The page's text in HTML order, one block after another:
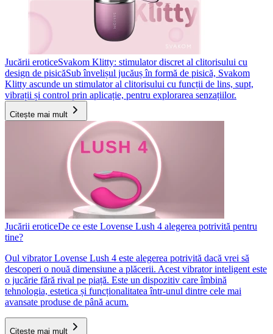
Jucării eroticeSvakom Klitty: stimulator discret al clitorisului cu
design de pisicăSub învelișul jucăuș în formă de pisică, Svakom
Klitty ascunde un stimulator al clitorisului cu funcții de lins, supt,
vibrații și control prin aplicație, pentru explorarea senzațiilor.
Citește mai mult
Jucării eroticeDe ce este Lovense Lush 4 alegerea potrivită pentru
tine?
Oul vibrator Lovense Lush 4 este alegerea potrivită dacă vrei să
descoperi o nouă dimensiune a plăcerii. Acest vibrator inteligent este
o jucărie fără rival pe piață. Este un dispozitiv care îmbină
tehnologia, estetica și funcționalitatea într-unul dintre cele mai
avansate produse de până acum.
Citește mai mult